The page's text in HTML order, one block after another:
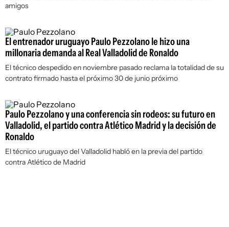
amigos
El entrenador uruguayo Paulo Pezzolano le hizo una
millonaria demanda al Real Valladolid de Ronaldo
El técnico despedido en noviembre pasado reclama la totalidad de su
contrato firmado hasta el próximo 30 de junio próximo
Paulo Pezzolano y una conferencia sin rodeos: su futuro en
Valladolid, el partido contra Atlético Madrid y la decisión de
Ronaldo
El técnico uruguayo del Valladolid habló en la previa del partido
contra Atlético de Madrid